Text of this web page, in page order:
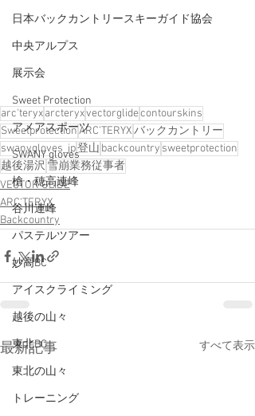
日本バックカントリースキーガイド協会
中央アルプス
展示会
Sweet Protection
アメアスポーツ
SWANY gloves
槍・穂高連峰
谷川連峰
パステルツアー
妙高BC
アイスクライミング
越後の山々
東北BC
東北の山々
トレーニング
arc'teryxarcteryxvectorglidecontourskins
SweetprotectionARC’TERYXバックカントリー
swanygloves_jp登山 backcountry sweetprotection
越後湯沢 雪崩業務従事者
VECTOR GLIDE
ARC'TERYX
Backcountry
最新記事 すべて表示